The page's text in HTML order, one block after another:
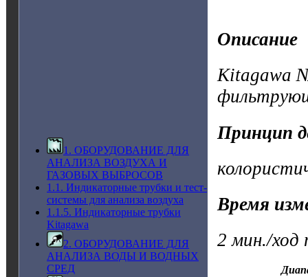
1. ОБОРУДОВАНИЕ ДЛЯ
АНАЛИЗА ВОЗДУХА И
ГАЗОВЫХ ВЫБРОСОВ
1.1. Индикаторные трубки и тест-
системы для анализа воздуха
1.1.5. Индикаторные трубки
Kitagawa
2. ОБОРУДОВАНИЕ ДЛЯ
АНАЛИЗА ВОДЫ И ВОДНЫХ
СРЕД
Описание
Kitagawa
Принцип
Время
2 мин./ход